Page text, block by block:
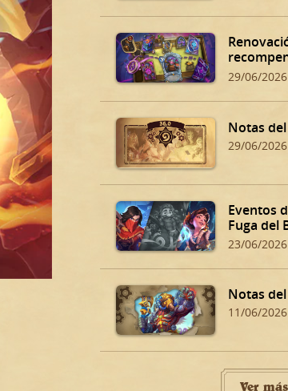
Bastión
29/06/2026
Notas
29/06/2026
Eventos
Fuga del
23/06/2026
Notas
11/06/2026
Ver más